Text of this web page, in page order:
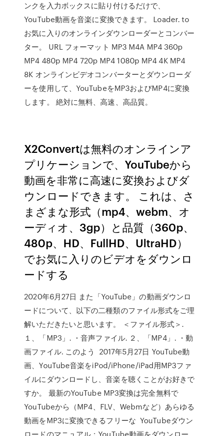
ンクを入力ボックスに貼り付けるだけで、
YouTube動画を音楽に変換できます。 Loader. to
お気に入りのオンラインダウンローダーとコンバー
ター。 URL フォーマット MP3 M4A MP4 360p
MP4 480p MP4 720p MP4 1080p MP4 4K MP4
8K オンラインビデオコンバーターとダウンローダ
ーを使用して、YouTubeをMP3およびMP4に変換
します。 絶対に無料、高速、高品質。
X2Convertは無料のオンラインア
プリケーションで、YouTubeから
動画を非常に高速に変換およびダ
ウンロードできます。 これは、さ
まざまな形式（mp4、webm、オ
ーディオ、3gp）と品質（360p、
480p、HD、FullHD、UltraHD）
でお気に入りのビデオをダウンロ
ードする
2020年6月27日 また「YouTube」の動画ダウンロ
ードについて、以下の二種類のファイル形式をご理
解いただきたいと思います。 ＜ファイル形式＞.
１、「MP3」. ・音声ファイル. ２、「MP4」. ・動
画ファイル. このよう 2017年5月27日 YouTube動
画、YouTube音楽をiPod/iPhone/iPad用MP3ファ
イルにダウンロードし、音楽を聴くことがお好きで
すか。 最新のYouTube MP3変換は完全無料で
YouTubeから（MP4、FLV、Webmなど）あらゆる
動画をMP3に変換できるフリーな YouTubeダウン
ロードのマニュアル：YouTube動画をダウンロー